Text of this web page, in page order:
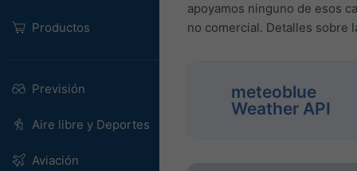
Productos
Previsión
Aire libre y Deportes
Aviación
apoyamos ninguno de esos
no comercial. Detalles sobre
meteoblue
Weather API